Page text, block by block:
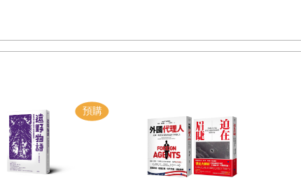
姻豈是金錢遊戲」一文聯名回應，強調反對商業剝削與「仲介
女團體強調移民女性「可憐化、犧牲化」的角色，與社會現實
的是清楚地觀察、調查、記錄、分類對象，然後才可以隔離、
作用於其對象」。